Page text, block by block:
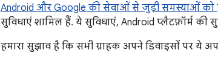
Android और Google की सेवाओं से जुड़ी समस्याओं
सुविधाएं शामिल हैं. ये सुविधाएं, Android प्लैटफ़ॉर्म की
हमारा सुझाव है कि सभी ग्राहक अपने डिवाइसों पर ये